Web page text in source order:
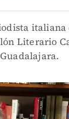
italiana
Literario